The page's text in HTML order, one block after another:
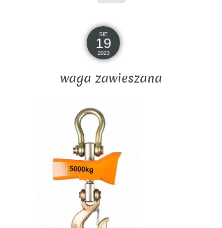
SIE
19
2023
waga zawieszana